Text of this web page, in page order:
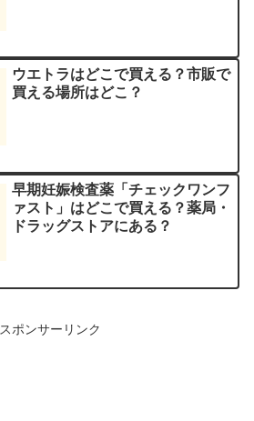
ウエトラはどこで買える？市販で
買える場所はどこ？
早期妊娠検査薬「チェックワンフ
ァスト」はどこで買える？薬局・
ドラッグストアにある？
スポンサーリンク